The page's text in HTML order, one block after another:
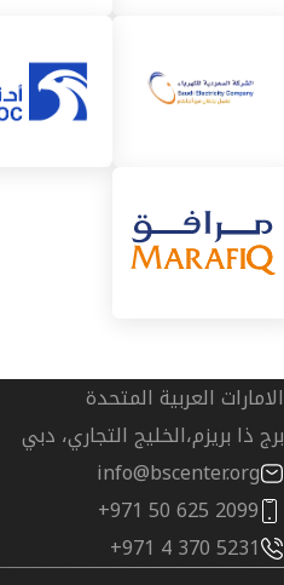
الامارات العربية المتحدة
برج ذا بريزم،الخليج التجاري، دبي
info@bscenter.org
+971 50 625 2099
+971 4 370 5231